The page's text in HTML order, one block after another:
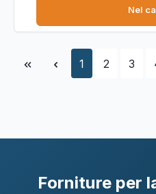
Nel
Pagina
1 Pagina
2 3
Forniture per